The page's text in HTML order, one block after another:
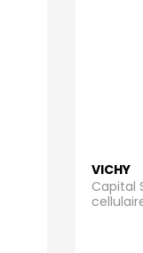
VICHY
Capital